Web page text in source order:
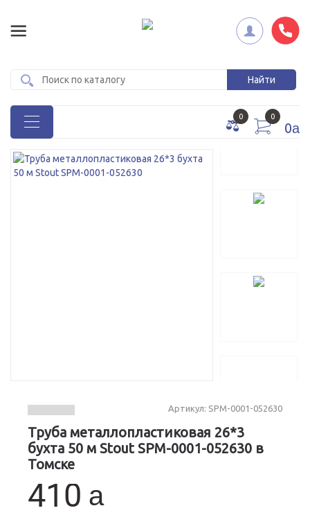
0 0
0a
Артикул: SPM-0001-052630
Труба металлопластиковая 26*3
бухта 50 м Stout SPM-0001-052630 в
Томске
a